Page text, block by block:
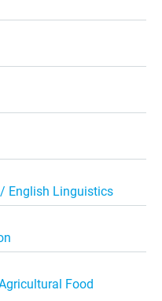
English Linguistics
Food